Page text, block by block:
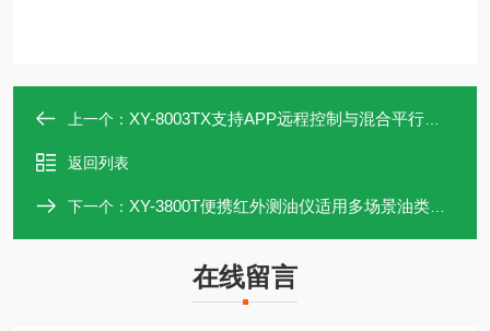
上一个： XY-8003TX支持APP远程控制与混合平行样采集
返回列表
下一个： XY-3800T便携红外测油仪适用多场景油类分析
在线留言